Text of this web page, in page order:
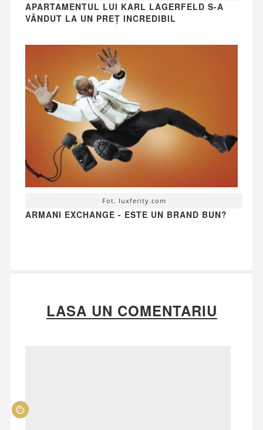
APARTAMENTUL LUI KARL LAGERFELD S-A
VÂNDUT LA UN PREȚ INCREDIBIL
Fot. luxferity.com
ARMANI EXCHANGE - ESTE UN BRAND BUN?
LASA UN COMENTARIU